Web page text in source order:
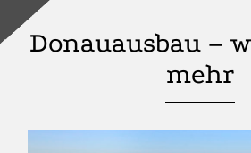
Donauausbau –
mehr